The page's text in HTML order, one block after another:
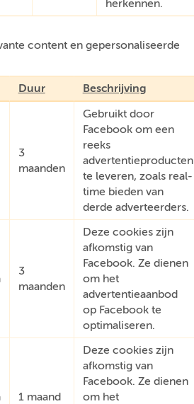
herkennen.
content en gepersonaliseerde
Duur Beschrijving
3
maanden
Gebruikt door
Facebook om een
reeks
advertentieproducten
te leveren, zoals real-
time bieden van
derde adverteerders.
3
maanden
Deze cookies zijn
afkomstig van
Facebook. Ze dienen
om het
advertentieaanbod
op Facebook te
optimaliseren.
1 maand
Deze cookies zijn
afkomstig van
Facebook. Ze dienen
om het